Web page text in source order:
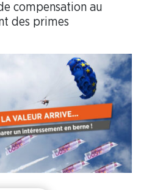
compensation au
des primes